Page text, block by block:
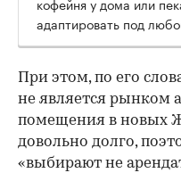
адаптировать под
При этом, по его
не является рынком
помещения в новых
довольно долго,
«выбирают не